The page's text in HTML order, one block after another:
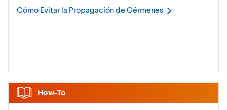
Cómo Evitar la Propagación de Gérmenes
How-To